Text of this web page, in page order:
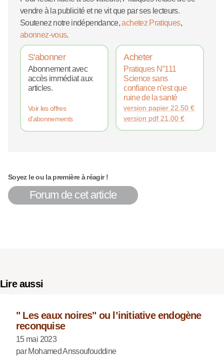
vendre à la publicité et ne vit que par ses lecteurs.
Soutenez notre indépendance,achetez Pratiques,
abonnez-vous.
S'abonner
Abonnement avec
accès immédiat aux
articles.
Voir les offres
d'abonnements
Acheter
Pratiques N°111
Science sans
confiance n’est que
ruine de la santé
version papier 22,50€
version pdf 21,00€
Soyez le ou la première à réagir !
Forum de cet article
Lire aussi
" Les eaux noires" ou l’initiative endogène
reconquise
15 mai 2023
par Mohamed Anssoufouddine